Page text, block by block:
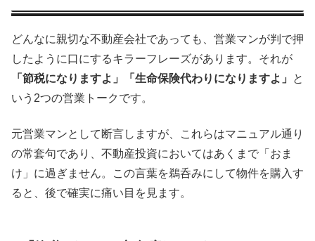
どんなに親切な不動産会社であっても、営業マンが判で押
したように口にするキラーフレーズがあります。それが
「節税になりますよ」「生命保険代わりになりますよ」
と
いう2つの営業トークです。
元営業マンとして断言しますが、これらはマニュアル通り
の常套句であり、不動産投資においてはあくまで「おま
け」に過ぎません。この言葉を鵜呑みにして物件を購入す
ると、後で確実に痛い目を見ます。